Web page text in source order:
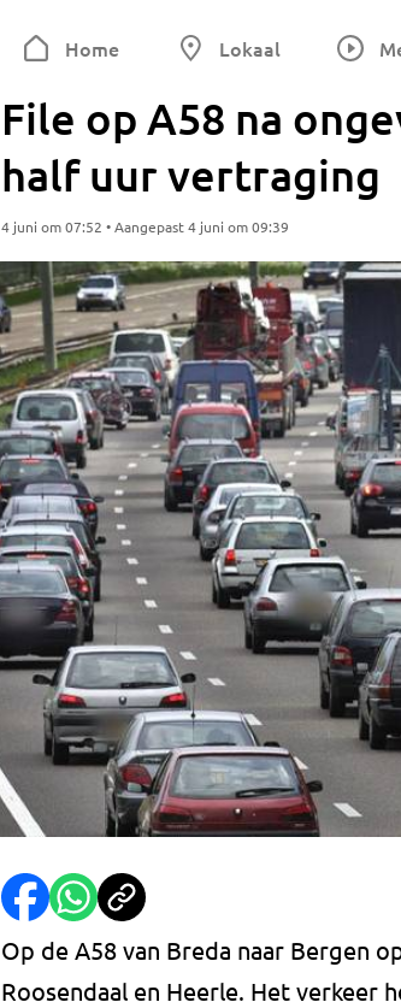
Home Lokaal
File op A58 na
half uur vertraging
4 juni om 07:52 • Aangepast 4 juni om 09:39
Op de A58 van Breda naar Bergen
Roosendaal en Heerle. Het verkeer